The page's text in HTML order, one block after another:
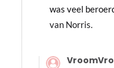
was veel
van Norris.